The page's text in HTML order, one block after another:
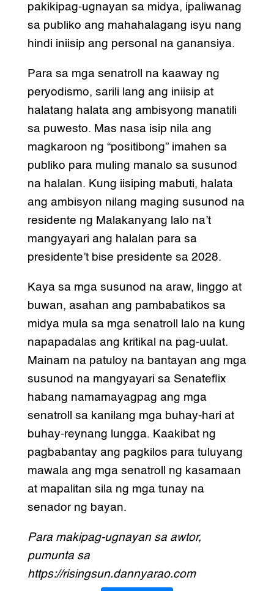
pakikipag-ugnayan sa midya, ipaliwanag
sa publiko ang mahahalagang isyu nang
hindi iniisip ang personal na ganansiya.
Para sa mga senatroll na kaaway ng
peryodismo, sarili lang ang iniisip at
halatang halata ang ambisyong manatili
sa puwesto. Mas nasa isip nila ang
magkaroon ng “positibong” imahen sa
publiko para muling manalo sa susunod
na halalan. Kung iisiping mabuti, halata
ang ambisyon nilang maging susunod na
residente ng Malakanyang lalo na’t
mangyayari ang halalan para sa
presidente’t bise presidente sa 2028.
Kaya sa mga susunod na araw, linggo at
buwan, asahan ang pambabatikos sa
midya mula sa mga senatroll lalo na kung
napapadalas ang kritikal na pag-uulat.
Mainam na patuloy na bantayan ang mga
susunod na mangyayari sa Senateflix
habang namamayagpag ang mga
senatroll sa kanilang mga buhay-hari at
buhay-reynang lungga. Kaakibat ng
pagbabantay ang pagkilos para tuluyang
mawala ang mga senatroll ng kasamaan
at mapalitan sila ng mga tunay na
senador ng bayan.
Para makipag-ugnayan sa awtor,
pumunta sa
https://risingsun.dannyarao.com